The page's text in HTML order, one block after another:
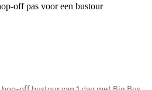
off pas voor een bustour